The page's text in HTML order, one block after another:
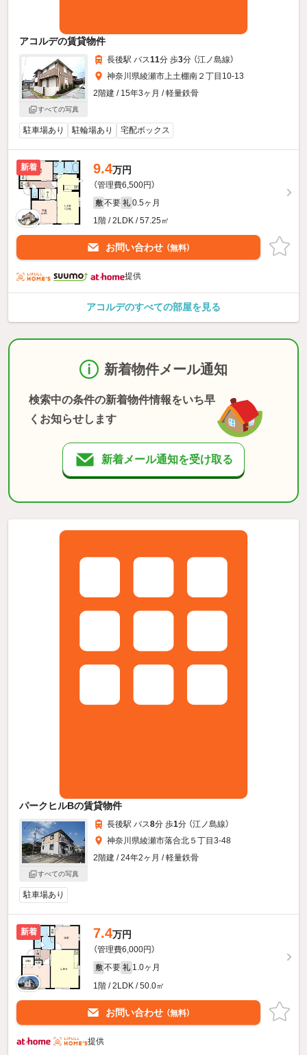
アコルデの賃貸物件
すべての写真
長後駅 バス11分 歩3分 （江ノ島線）
神奈川県綾瀬市上土棚南２丁目10-13
2階建 / 15年3ヶ月 / 軽量鉄骨
駐車場あり 駐輪場あり 宅配ボックス
新着 9.4万円
（管理費6,500円）
敷 不要 礼 0.5ヶ月
1階 / 2LDK / 57.25㎡
お問い合わせ （無料）
提供
アコルデのすべての部屋を見る
新着物件メール通知
検索中の条件の新着物件情報をいち早
くお知らせします
新着メール通知を受け取る
パークヒルBの賃貸物件
すべての写真
長後駅 バス8分 歩1分 （江ノ島線）
神奈川県綾瀬市落合北５丁目3-48
2階建 / 24年2ヶ月 / 軽量鉄骨
駐車場あり
新着 7.4万円
（管理費6,000円）
敷 不要 礼 1.0ヶ月
1階 / 2LDK / 50.0㎡
お問い合わせ （無料）
提供